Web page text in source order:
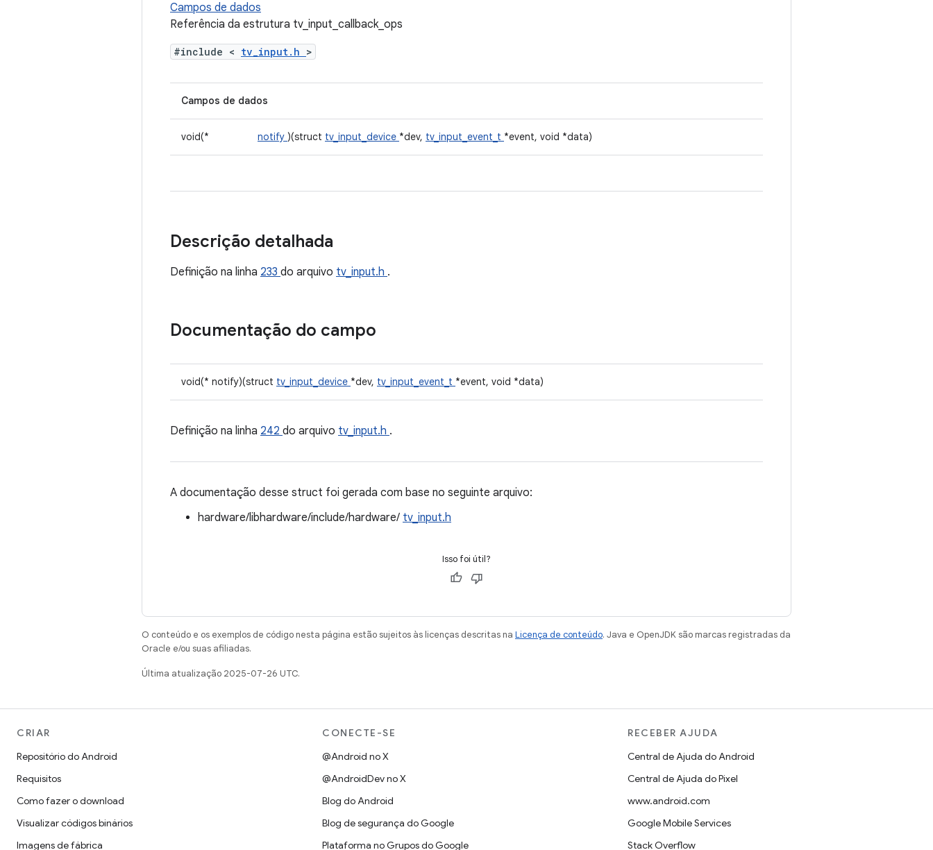
Campos de dados
Referência da estrutura tv_input_callback_ops
#include < tv_input.h >
Campos de dados
void(* notify )(struct tv_input_device *dev, tv_input_event_t *event, void *data)
Descrição detalhada
Definição na linha 233 do arquivo tv_input.h .
Documentação do campo
void(* notify)(struct tv_input_device *dev, tv_input_event_t *event, void *data)
Definição na linha 242 do arquivo tv_input.h .
A documentação desse struct foi gerada com base no seguinte arquivo:
hardware/libhardware/include/hardware/ tv_input.h
Isso foi útil?
O conteúdo e os exemplos de código nesta página estão sujeitos às licenças descritas na Licença de conteúdo. Java e OpenJDK são marcas registradas da
Oracle e/ou suas afiliadas.
Última atualização 2025-07-26 UTC.
CRIAR
Repositório do Android
Requisitos
Como fazer o download
Visualizar códigos binários
Imagens de fábrica
CONECTE-SE
@Android no X
@AndroidDev no X
Blog do Android
Blog de segurança do Google
Plataforma no Grupos do Google
RECEBER AJUDA
Central de Ajuda do Android
Central de Ajuda do Pixel
www.android.com
Google Mobile Services
Stack Overflow